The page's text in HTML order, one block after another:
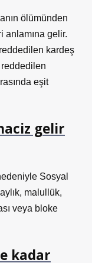
ölümünden
anlamına gelir.
kardeş
reddedilen
eşit
gelir
Sosyal
malullük,
veya bloke
kadar